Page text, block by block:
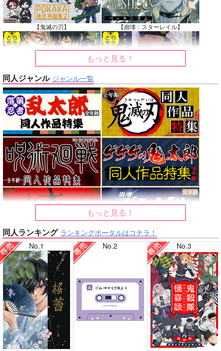
【鬼滅の刃】 【崩壊：スターレイル】
【鬼滅の刃】 【鬼滅の刃】
【Dr.STONE】 【呪術廻戦】
【オリジナル】 【東京卍リベンジャーズ】
【刀剣乱舞】 【僕のヒーローアカデミア】
【僕のヒーローアカデミア】 【鬼滅の刃】
もっと見る！
同人ジャンル ジャンル一覧
もっと見る！
同人ランキング ランキングポータルはコチラ！
No.1
No.2 No.3